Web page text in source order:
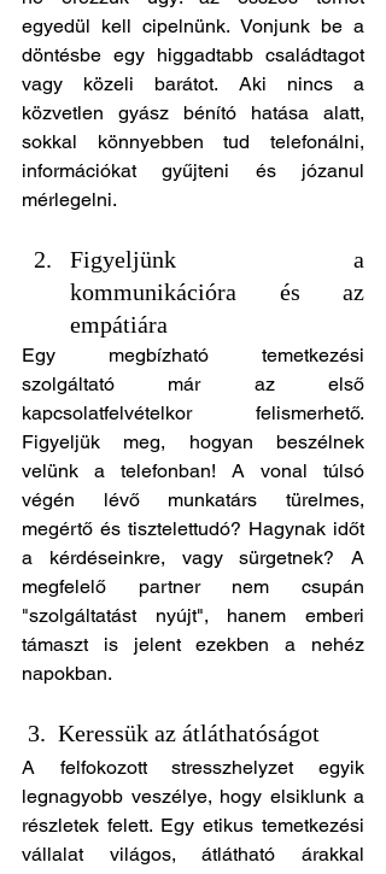
egyedül kell cipelnünk. Vonjunk be a
döntésbe egy higgadtabb családtagot
vagy közeli barátot. Aki nincs a
közvetlen gyász bénító hatása alatt,
sokkal könnyebben tud telefonálni,
információkat gyűjteni és józanul
mérlegelni.
Figyeljünk a
kommunikációra és az
empátiára
Egy megbízható temetkezési
szolgáltató már az első
kapcsolatfelvételkor felismerhető.
Figyeljük meg, hogyan beszélnek
velünk a telefonban! A vonal túlsó
végén lévő munkatárs türelmes,
megértő és tisztelettudó? Hagynak időt
a kérdéseinkre, vagy sürgetnek? A
megfelelő partner nem csupán
"szolgáltatást nyújt", hanem emberi
támaszt is jelent ezekben a nehéz
napokban.
3.  Keressük az átláthatóságot
A felfokozott stresszhelyzet egyik
legnagyobb veszélye, hogy elsiklunk a
részletek felett. Egy etikus temetkezési
vállalat világos, átlátható árakkal